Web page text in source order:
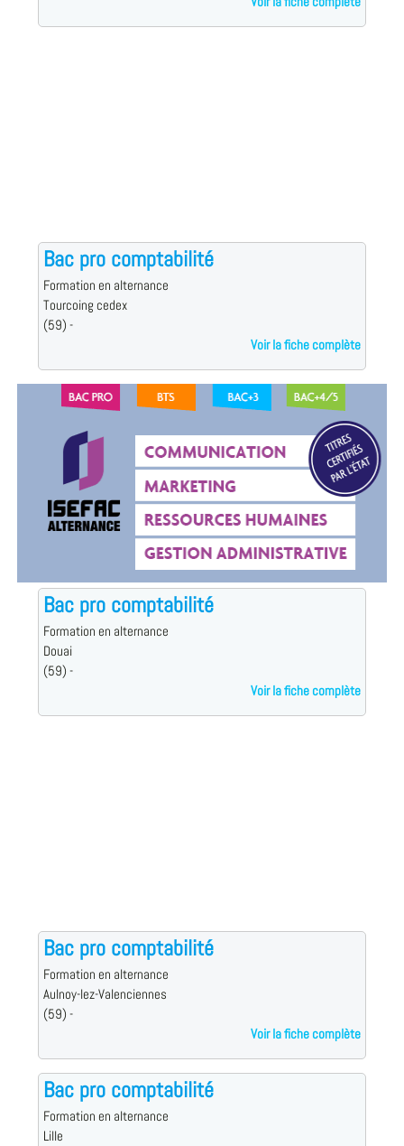
Bac pro comptabilité
Formation en alternance
Tourcoing cedex
(59) -
Voir la fiche complète
Bac pro comptabilité
Formation en alternance
Douai
(59) -
Voir la fiche complète
Bac pro comptabilité
Formation en alternance
Aulnoy-lez-Valenciennes
(59) -
Voir la fiche complète
Bac pro comptabilité
Formation en alternance
Lille